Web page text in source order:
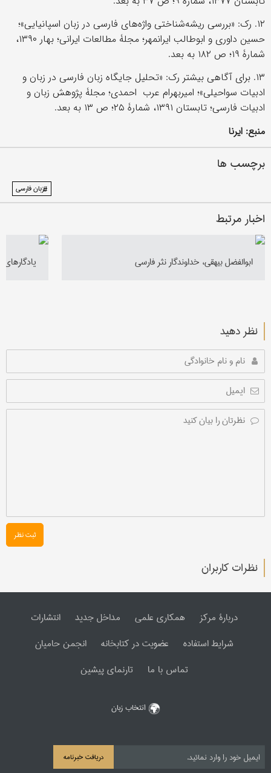
۱۲. رک: «بررسی ریشه‌شناختی واژه‌های فارسی در زبان اسپانیایی»؛
حسین داوری و ابوطالب ایرانمهر؛ مجلۀ مطالعات ایرانی؛ بهار ۱۳۹۰،
شمارۀ ۱۹؛ ص ۱۸۲ به بعد.
۱۳. برای آگاهی بیشتر رک: «تحلیل جایگاه زبان فارسی در زبان و
ادبیات سواحیلی»؛ امیربهرام عرب احمدی؛ مجلۀ پژوهش زبان و
ادبیات فارسی؛ تابستان ۱۳۹۱، شمارۀ ۲۵؛ ص ۱۳ به بعد.
منبع: ایرنا
برچسب ها
#زبان فارسی
اخبار مرتبط
ابوالفضل بیهقی، خداوندگار نثر فارسی
نظر دهید
ثبت نظر
نظرات کاربران
دربارۀ مرکز همکاری علمی مداخل جدید
انتشارات
شرایط استفاده
عضویت در کتابخانه
انجمن حامیان
تماس با ما
تارنمای پیشین
انتخاب زبان
دریافت خبرنامه